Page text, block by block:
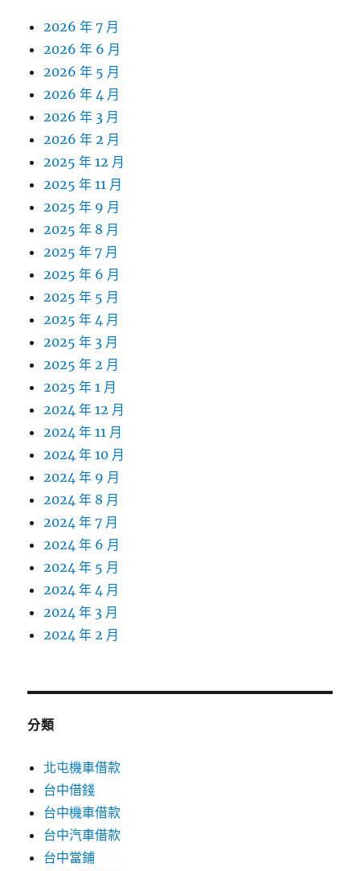
2026 年 7 月
2026 年 6 月
2026 年 5 月
2026 年 4 月
2026 年 3 月
2026 年 2 月
2025 年 12 月
2025 年 11 月
2025 年 9 月
2025 年 8 月
2025 年 7 月
2025 年 6 月
2025 年 5 月
2025 年 4 月
2025 年 3 月
2025 年 2 月
2025 年 1 月
2024 年 12 月
2024 年 11 月
2024 年 10 月
2024 年 9 月
2024 年 8 月
2024 年 7 月
2024 年 6 月
2024 年 5 月
2024 年 4 月
2024 年 3 月
2024 年 2 月
分類
北屯機車借款
台中借錢
台中機車借款
台中汽車借款
台中當鋪